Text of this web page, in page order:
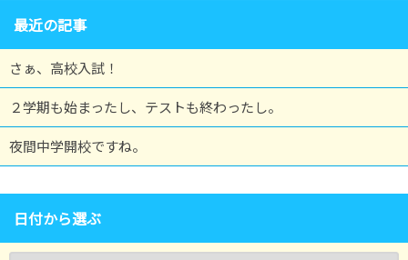
最近の記事
さぁ、高校入試！
２学期も始まったし、テストも終わったし。
夜間中学開校ですね。
日付から選ぶ